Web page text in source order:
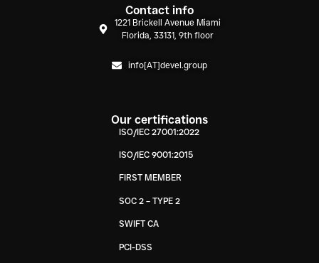
Contact info
1221 Brickell Avenue Miami
Florida, 33131, 9th floor
info[AT]devel.group
Our certifications
ISO/IEC 27001:2022
ISO/IEC 9001:2015
FIRST MEMBER
SOC 2 – TYPE 2
SWIFT CA
PCI-DSS